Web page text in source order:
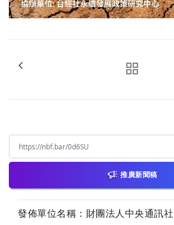
推廣新聞稿
發佈單位名稱：財團法人中央通訊社